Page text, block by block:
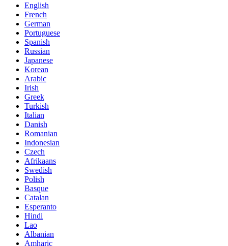
English
French
German
Portuguese
Spanish
Russian
Japanese
Korean
Arabic
Irish
Greek
Turkish
Italian
Danish
Romanian
Indonesian
Czech
Afrikaans
Swedish
Polish
Basque
Catalan
Esperanto
Hindi
Lao
Albanian
Amharic